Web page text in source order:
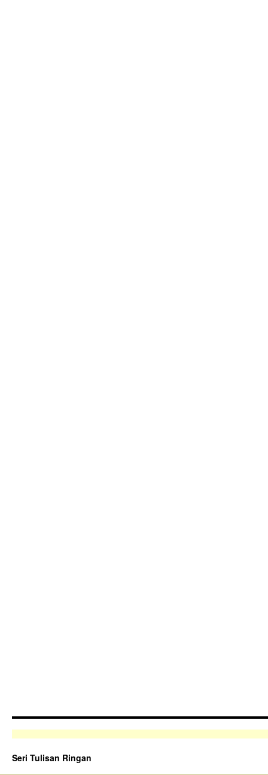
Seri Tulisan Ringan